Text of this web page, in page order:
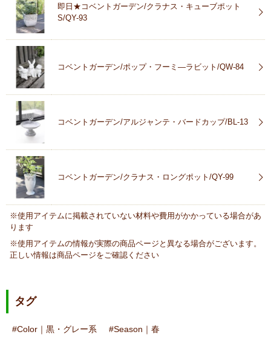
即日★コベントガーデン/クラナス・キューブポット
S/QY-93
コベントガーデン/ポップ・フーミ―ラビット/QW-84
コベントガーデン/アルジャンテ・バードカップ/BL-13
コベントガーデン/クラナス・ロングポット/QY-99
※使用アイテムに掲載されていない材料や費用がかかっている場合があ
ります
※使用アイテムの情報が実際の商品ページと異なる場合がございます。
正しい情報は商品ページをご確認ください
タグ
Color｜黒・グレー系 Season｜春